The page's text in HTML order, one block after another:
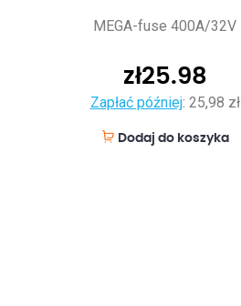
MEGA-fuse 400A/32V
zł25.98
Zapłać później: 25,98 zł
Dodaj do koszyka